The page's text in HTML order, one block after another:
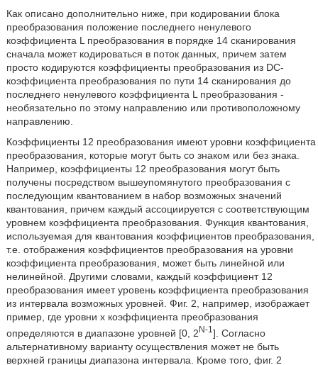
Как описано дополнительно ниже, при кодировании блока
преобразования положение последнего ненулевого
коэффициента L преобразования в порядке 14 сканирования
сначала может кодироваться в поток данных, причем затем
просто кодируются коэффициенты преобразования из DC-
коэффициента преобразования по пути 14 сканирования до
последнего ненулевого коэффициента L преобразования -
необязательно по этому направлению или противоположному
направлению.
Коэффициенты 12 преобразования имеют уровни коэффициента
преобразования, которые могут быть со знаком или без знака.
Например, коэффициенты 12 преобразования могут быть
получены посредством вышеупомянутого преобразования с
последующим квантованием в набор возможных значений
квантования, причем каждый ассоциируется с соответствующим
уровнем коэффициента преобразования. Функция квантования,
используемая для квантования коэффициентов преобразования,
т.е. отображения коэффициентов преобразования на уровни
коэффициента преобразования, может быть линейной или
нелинейной. Другими словами, каждый коэффициент 12
преобразования имеет уровень коэффициента преобразования
из интервала возможных уровней. Фиг. 2, например, изображает
пример, где уровни x коэффициента преобразования
определяются в диапазоне уровней [0, 2 N-1 ]. Согласно
альтернативному варианту осуществления может не быть
верхней границы диапазона интервала. Кроме того, фиг. 2